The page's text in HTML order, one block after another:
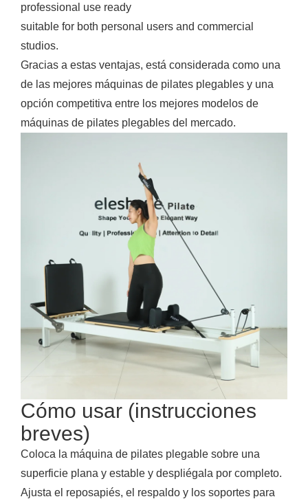
professional use ready
suitable for both personal users and commercial
studios.
Gracias a estas ventajas, está considerada como una
de las mejores máquinas de pilates plegables y una
opción competitiva entre los mejores modelos de
máquinas de pilates plegables del mercado.
Cómo usar (instrucciones
breves)
Coloca la máquina de pilates plegable sobre una
superficie plana y estable y despliégala por completo.
Ajusta el reposapiés, el respaldo y los soportes para